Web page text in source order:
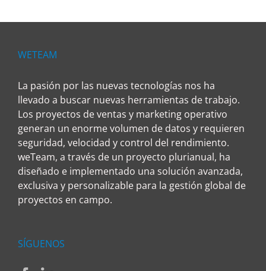
WETEAM
La pasión por las nuevas tecnologías nos ha
llevado a buscar nuevas herramientas de trabajo.
Los proyectos de ventas y marketing operativo
generan un enorme volumen de datos y requieren
seguridad, velocidad y control del rendimiento.
weTeam, a través de un proyecto plurianual, ha
diseñado e implementado una solución avanzada,
exclusiva y personalizable para la gestión global de
proyectos en campo.
SÍGUENOS